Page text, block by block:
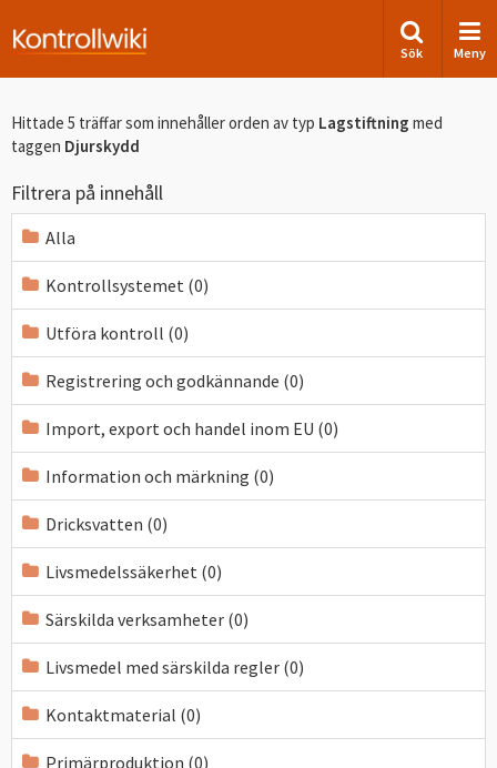
Sök Meny
Hittade 5 träffar som innehåller orden av typ Lagstiftning med
taggen Djurskydd
Filtrera på innehåll
Alla
Kontrollsystemet (0)
Utföra kontroll (0)
Registrering och godkännande (0)
Import, export och handel inom EU (0)
Information och märkning (0)
Dricksvatten (0)
Livsmedelssäkerhet (0)
Särskilda verksamheter (0)
Livsmedel med särskilda regler (0)
Kontaktmaterial (0)
Primärproduktion (0)